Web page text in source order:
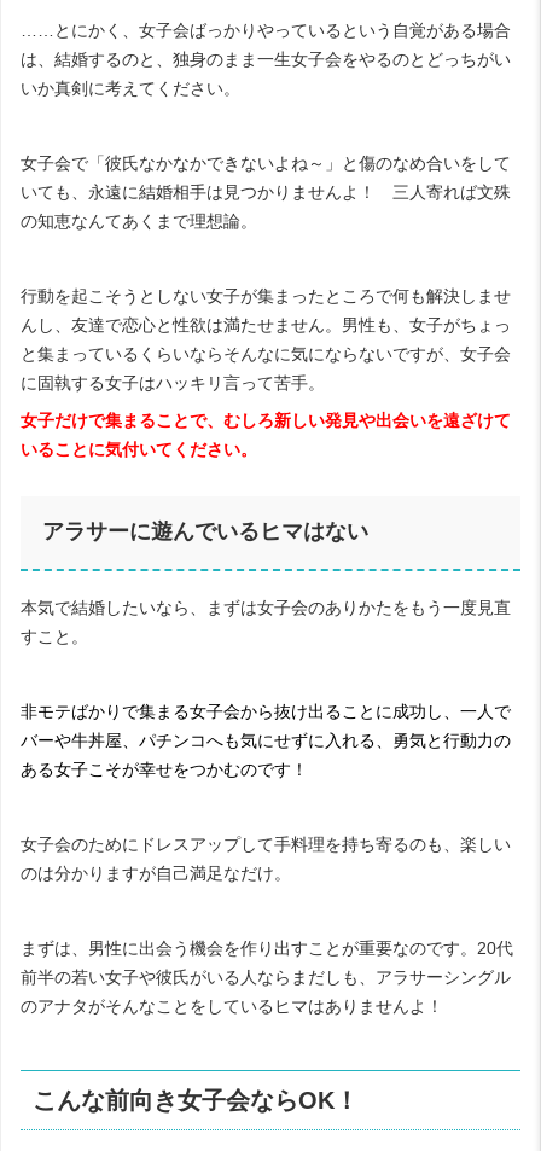
……とにかく、女子会ばっかりやっているという自覚がある場合
は、結婚するのと、独身のまま一生女子会をやるのとどっちがい
いか真剣に考えてください。
女子会で「彼氏なかなかできないよね～」と傷のなめ合いをして
いても、永遠に結婚相手は見つかりませんよ！ 三人寄れば文殊
の知恵なんてあくまで理想論。
行動を起こそうとしない女子が集まったところで何も解決しませ
んし、友達で恋心と性欲は満たせません。男性も、女子がちょっ
と集まっているくらいならそんなに気にならないですが、女子会
に固執する女子はハッキリ言って苦手。
女子だけで集まることで、むしろ新しい発見や出会いを遠ざけて
いることに気付いてください。
アラサーに遊んでいるヒマはない
本気で結婚したいなら、まずは女子会のありかたをもう一度見直
すこと。
非モテばかりで集まる女子会から抜け出ることに成功し、一人で
バーや牛丼屋、パチンコへも気にせずに入れる、勇気と行動力の
ある女子こそが幸せをつかむのです！
女子会のためにドレスアップして手料理を持ち寄るのも、楽しい
のは分かりますが自己満足なだけ。
まずは、男性に出会う機会を作り出すことが重要なのです。 20代
前半の若い女子や彼氏がいる人ならまだしも、アラサーシングル
のアナタがそんなことをしているヒマはありませんよ！
こんな前向き女子会ならOK ！